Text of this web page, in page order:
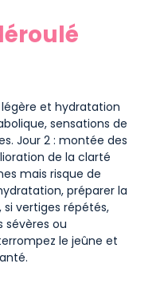
et hydratation
sensations de
Jour 2 : montée des
de la clarté
mais risque de
préparer la
vertiges répétés,
sévères ou
le jeûne et